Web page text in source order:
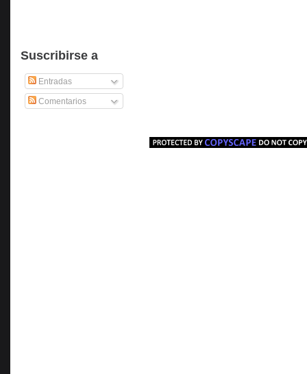
Suscribirse a
Entradas
Comentarios